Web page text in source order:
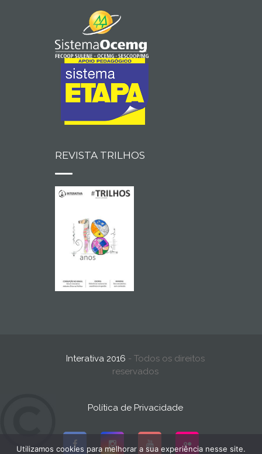
REVISTA TRILHOS
Interativa 2016 - Todos os direitos
reservados
Política de Privacidade
Utilizamos cookies para melhorar a sua experiência nesse site.